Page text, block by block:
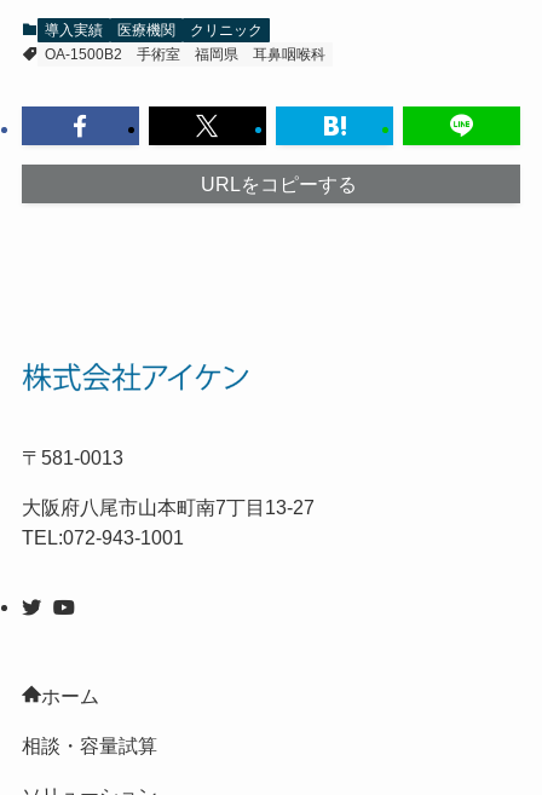
導入実績 医療機関
クリニック
OA-1500B2
手術室 福岡県 耳鼻咽喉科
URLをコピーする
〒581-0013
大阪府八尾市山本町南7丁目13-27
TEL:072-943-1001
ホーム
相談・容量試算